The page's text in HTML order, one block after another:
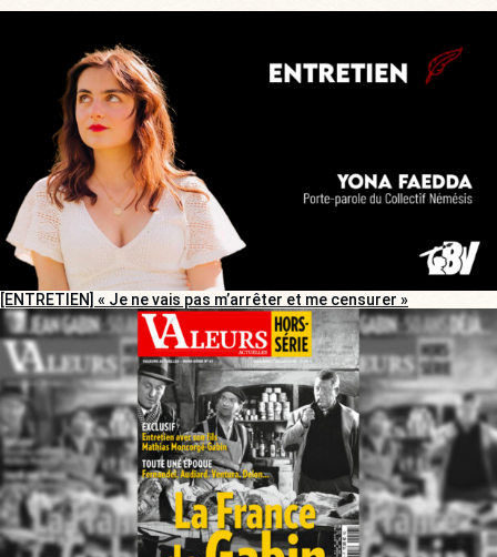
[ENTRETIEN] « Je ne vais pas m’arrêter et me censurer »